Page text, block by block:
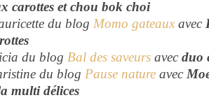
carottes et chou bok choi
du blog Momo gateauxavec
du blog Bal des saveurs avecduo
du blog Pause nature avec
multi délices